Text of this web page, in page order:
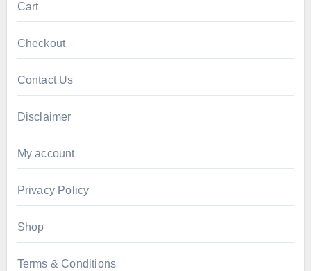
Cart
Checkout
Contact Us
Disclaimer
My account
Privacy Policy
Shop
Terms & Conditions